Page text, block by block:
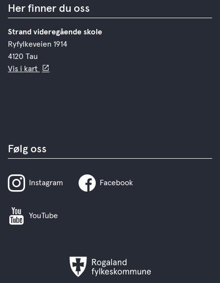
Her finner du oss
Strand videregående skole
Ryfylkeveien 1914
4120 Tau
Vis i kart
Følg oss
Instagram Facebook
YouTube
Rogaland
fylkeskommune